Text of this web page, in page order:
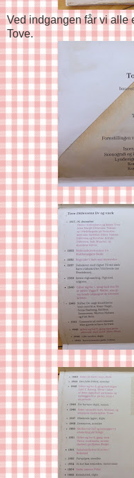
Ved indgangen får vi alle
Tove.